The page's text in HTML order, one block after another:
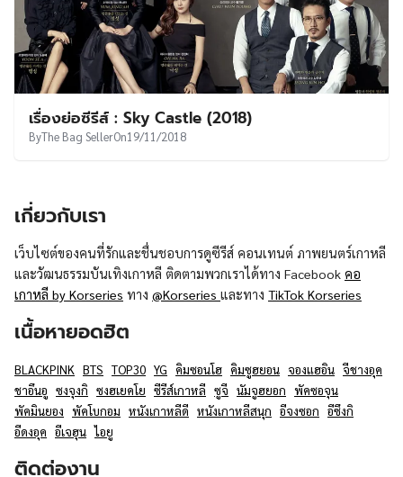
เรื่องย่อซีรีส์ : Sky Castle (2018)
ByThe Bag SellerOn19/11/2018
เกี่ยวกับเรา
เว็บไซต์ของคนที่รักและชื่นชอบการดูซีรีส์ คอนเทนต์ ภาพยนตร์เกาหลี
และวัฒนธรรมบันเทิงเกาหลี ติดตามพวกเราได้ทาง Facebook คอ
เกาหลี by Korseries ทาง @Korseries และทาง TikTok Korseries
เนื้อหายอดฮิต
BLACKPINK BTS TOP30 YG คิมซอนโฮ คิมซูฮยอน จองแฮอิน จีชางอุค
ชาอึนอู ซงจุงกิ ซงฮเยคโย ซีรีส์เกาหลี ซูจี นัมจูฮยอก พัคซอจุน
พัคมินยอง พัคโบกอม หนังเกาหลีดี หนังเกาหลีสนุก อีจงซอก อีซึงกิ
อีดงอุค อีเจฮุน ไอยู
ติดต่องาน